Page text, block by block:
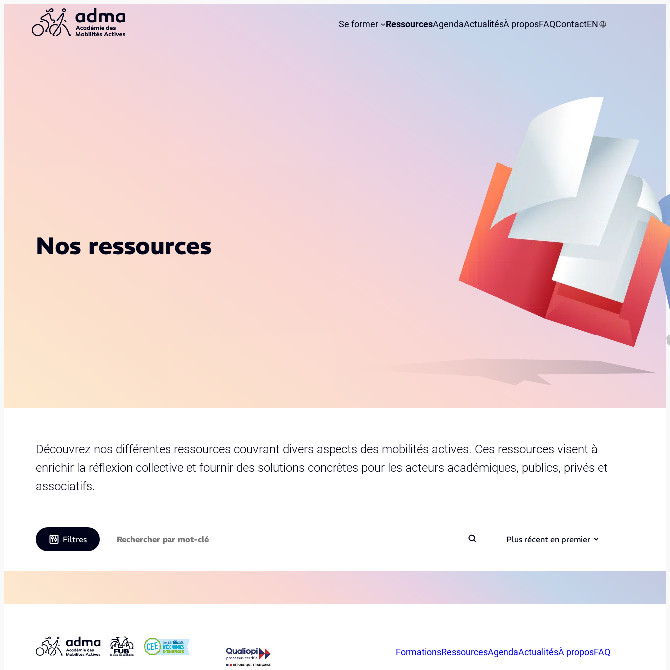
Se former RessourcesAgendaActualitésÀ proposFAQContactEN
Nos ressources
Découvrez nos différentes ressources couvrant divers aspects des mobilités actives. Ces ressources visent à
enrichir la réflexion collective et fournir des solutions concrètes pour les acteurs académiques, publics, privés et
associatifs.
Filtres Plus récent en premier
FormationsRessourcesAgendaActualitésÀ proposFAQ